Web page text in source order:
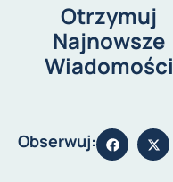
Otrzymuj
Najnowsze
Wiadomości
Obserwuj: